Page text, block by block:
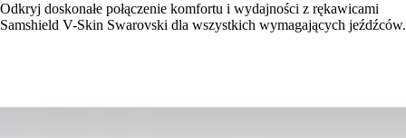
Odkryj doskonałe połączenie komfortu i wydajności z rękawicami
Samshield V-Skin Swarovski dla wszystkich wymagających jeźdźców.